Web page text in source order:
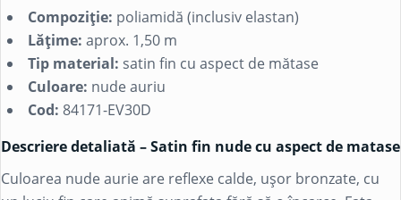
Compoziție: poliamidă (inclusiv elastan)
Lățime: aprox. 1,50 m
Tip material: satin fin cu aspect de mătase
Culoare: nude auriu
Cod: 84171-EV30D
Descriere detaliată – Satin fin nude cu aspect de matase
Culoarea nude aurie are reflexe calde, ușor bronzate, cu